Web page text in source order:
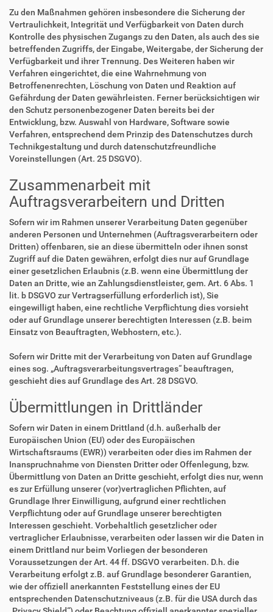
Zu den Maßnahmen gehören insbesondere die Sicherung der
Vertraulichkeit, Integrität und Verfügbarkeit von Daten durch
Kontrolle des physischen Zugangs zu den Daten, als auch des sie
betreffenden Zugriffs, der Eingabe, Weitergabe, der Sicherung der
Verfügbarkeit und ihrer Trennung. Des Weiteren haben wir
Verfahren eingerichtet, die eine Wahrnehmung von
Betroffenenrechten, Löschung von Daten und Reaktion auf
Gefährdung der Daten gewährleisten. Ferner berücksichtigen wir
den Schutz personenbezogener Daten bereits bei der
Entwicklung, bzw. Auswahl von Hardware, Software sowie
Verfahren, entsprechend dem Prinzip des Datenschutzes durch
Technikgestaltung und durch datenschutzfreundliche
Voreinstellungen (Art. 25 DSGVO).
Zusammenarbeit mit
Auftragsverarbeitern und Dritten
Sofern wir im Rahmen unserer Verarbeitung Daten gegenüber
anderen Personen und Unternehmen (Auftragsverarbeitern oder
Dritten) offenbaren, sie an diese übermitteln oder ihnen sonst
Zugriff auf die Daten gewähren, erfolgt dies nur auf Grundlage
einer gesetzlichen Erlaubnis (z.B. wenn eine Übermittlung der
Daten an Dritte, wie an Zahlungsdienstleister, gem. Art. 6 Abs. 1
lit. b DSGVO zur Vertragserfüllung erforderlich ist), Sie
eingewilligt haben, eine rechtliche Verpflichtung dies vorsieht
oder auf Grundlage unserer berechtigten Interessen (z.B. beim
Einsatz von Beauftragten, Webhostern, etc.).
Sofern wir Dritte mit der Verarbeitung von Daten auf Grundlage
eines sog. „Auftragsverarbeitungsvertrages“ beauftragen,
geschieht dies auf Grundlage des Art. 28 DSGVO.
Übermittlungen in Drittländer
Sofern wir Daten in einem Drittland (d.h. außerhalb der
Europäischen Union (EU) oder des Europäischen
Wirtschaftsraums (EWR)) verarbeiten oder dies im Rahmen der
Inanspruchnahme von Diensten Dritter oder Offenlegung, bzw.
Übermittlung von Daten an Dritte geschieht, erfolgt dies nur, wenn
es zur Erfüllung unserer (vor)vertraglichen Pflichten, auf
Grundlage Ihrer Einwilligung, aufgrund einer rechtlichen
Verpflichtung oder auf Grundlage unserer berechtigten
Interessen geschieht. Vorbehaltlich gesetzlicher oder
vertraglicher Erlaubnisse, verarbeiten oder lassen wir die Daten in
einem Drittland nur beim Vorliegen der besonderen
Voraussetzungen der Art. 44 ff. DSGVO verarbeiten. D.h. die
Verarbeitung erfolgt z.B. auf Grundlage besonderer Garantien,
wie der offiziell anerkannten Feststellung eines der EU
entsprechenden Datenschutzniveaus (z.B. für die USA durch das